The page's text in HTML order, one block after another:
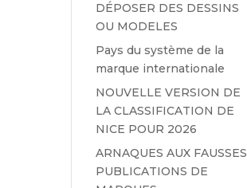
DÉPOSER DES DESSINS
OU MODELES
Pays du système de la
marque internationale
NOUVELLE VERSION DE
LA CLASSIFICATION DE
NICE POUR 2026
ARNAQUES AUX FAUSSES
PUBLICATIONS DE